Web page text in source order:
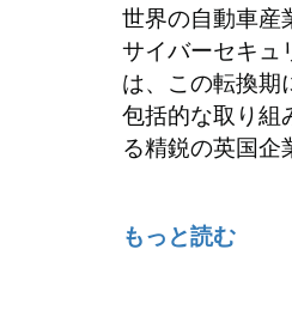
世界の自動車産
サイバーセキュ
は、この転換期
包括的な取り組
る精鋭の英国企
もっと読む